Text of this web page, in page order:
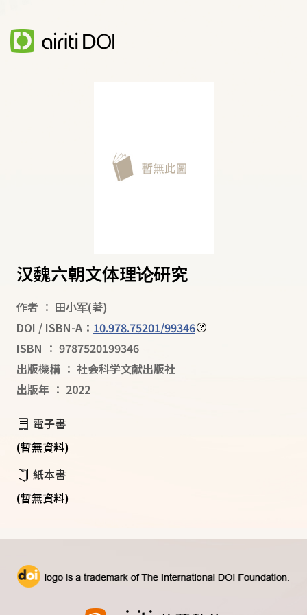
汉魏六朝文体理论研究
作者 ： 田小军(著)
DOI / ISBN-A： 10.978.75201/99346
ISBN ： 9787520199346
出版機構 ： 社会科学文献出版社
出版年 ： 2022
電子書
(暫無資料)
紙本書
(暫無資料)